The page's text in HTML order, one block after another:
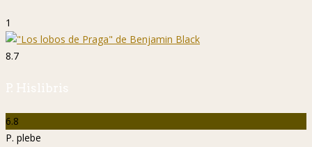
1
8.7
P. Hislibris
6.8
P. plebe